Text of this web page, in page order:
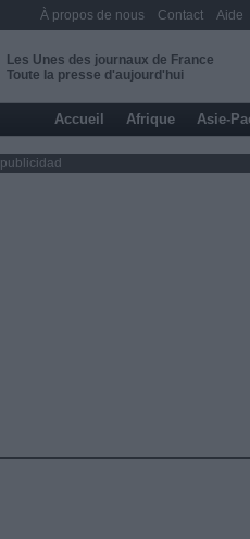
Les Unes des journaux de France
Toute la presse d'aujourd'hui
Accueil Afrique Asie-
publicidad
À propos de nous Contact Aide